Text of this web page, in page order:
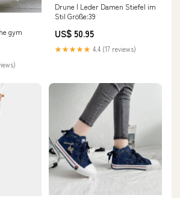
gym
Drune | Leder Damen Stiefel im
Stil Größe:39
US$ 50.95
★★★★★ 4.4 (17 reviews)